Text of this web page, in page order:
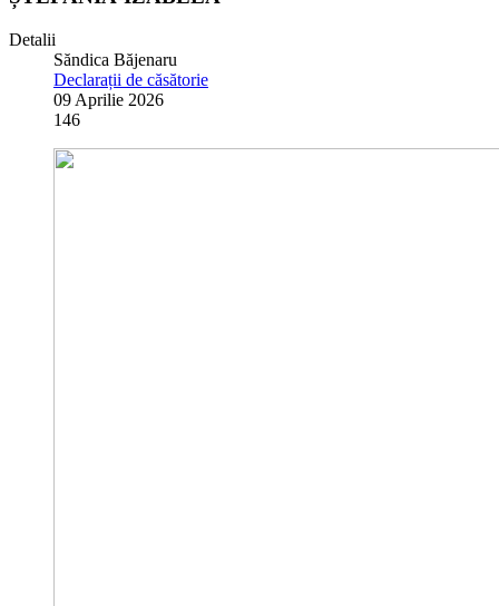
Detalii
Săndica Băjenaru
Declarații de căsătorie
09 Aprilie 2026
146